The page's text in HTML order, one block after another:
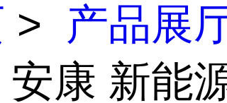
> 产品展
安康 新能